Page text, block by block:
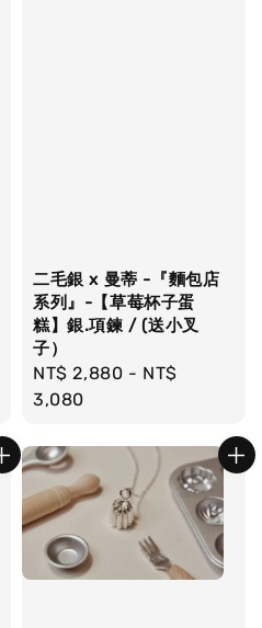
二毛銀 x 曼蒂 -『麵包店
系列』-【草莓杯子蛋
糕】銀.項鍊 / (送小叉
子）
Regular
price
NT$ 2,880 - NT$
3,080